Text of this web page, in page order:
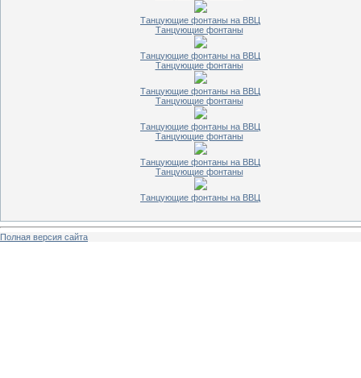
Танцующие фонтаны на ВВЦ
Танцующие фонтаны
Танцующие фонтаны на ВВЦ
Танцующие фонтаны
Танцующие фонтаны на ВВЦ
Танцующие фонтаны
Танцующие фонтаны на ВВЦ
Танцующие фонтаны
Танцующие фонтаны на ВВЦ
Танцующие фонтаны
Танцующие фонтаны на ВВЦ
Полная версия сайта